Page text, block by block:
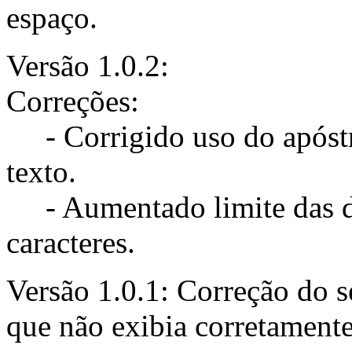
espaço.
Versão 1.0.2:
Correções:
- Corrigido uso do
texto.
- Aumentado limite das
caracteres.
Versão 1.0.1: Correção do
que não exibia